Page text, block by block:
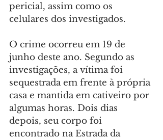
pericial, assim como os
celulares dos investigados.
O crime ocorreu em 19 de
junho deste ano. Segundo as
investigações, a vítima foi
sequestrada em frente à própria
casa e mantida em cativeiro por
algumas horas. Dois dias
depois, seu corpo foi
encontrado na Estrada da